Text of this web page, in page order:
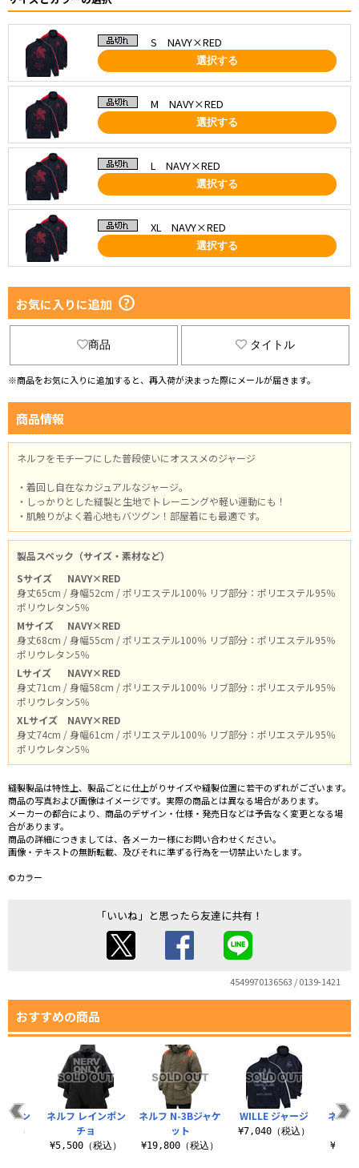
S NAVY×RED
選択する
M NAVY×RED
選択する
L NAVY×RED
選択する
XL NAVY×RED
選択する
お気に入りに追加
商品 タイトル
※商品をお気に入りに追加すると、再入荷が決まった際にメールが届きます。
商品情報
ネルフをモチーフにした普段使いにオススメのジャージ
・着回し自在なカジュアルなジャージ。
・しっかりとした縫製と生地でトレーニングや軽い運動にも！
・肌触りがよく着心地もバツグン！部屋着にも最適です。
製品スペック（サイズ・素材など）
Sサイズ
NAVY×RED
身丈65cm / 身幅52cm / ポリエステル100％ リブ部分：ポリエステル95％
ポリウレタン5％
Mサイズ
NAVY×RED
身丈68cm / 身幅55cm / ポリエステル100％ リブ部分：ポリエステル95％
ポリウレタン5％
Lサイズ
NAVY×RED
身丈71cm / 身幅58cm / ポリエステル100％ リブ部分：ポリエステル95％
ポリウレタン5％
XLサイズ
NAVY×RED
身丈74cm / 身幅61cm / ポリエステル100％ リブ部分：ポリエステル95％
ポリウレタン5％
縫製製品は特性上、製品ごとに仕上がりサイズや縫製位置に若干のずれがございます。
商品の写真および画像はイメージです。実際の商品とは異なる場合があります。
メーカーの都合により、商品のデザイン・仕様・発売日などは予告なく変更となる場
合があります。
商品の詳細につきましては、各メーカー様にお問い合わせください。
画像・テキストの無断転載、及びそれに準ずる行為を一切禁止いたします。
©カラー
「いいね」と思ったら友達に共有！
4549970136563 / 0139-1421
おすすめの商品
ネルフ N-3Bジャケ
ット
¥19,800（税込）
WILLE ジャージ
¥7,040（税込）
ネル
ャン
込）
ネルフ レインポン
チョ
¥5,500（税込）